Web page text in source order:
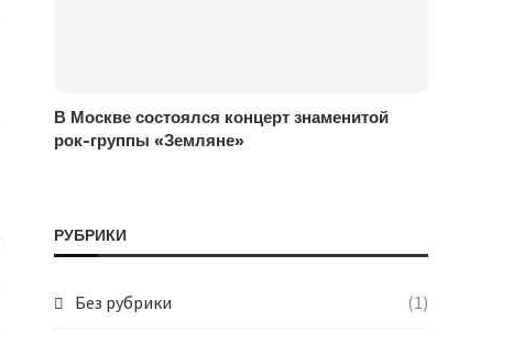
В Москве состоялся концерт знаменитой
рок-группы «Земляне»
РУБРИКИ
Без рубрики (1)